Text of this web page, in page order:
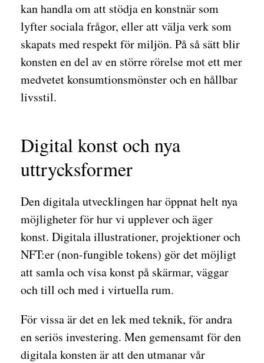
kan handla om att stödja en konstnär som
lyfter sociala frågor, eller att välja verk som
skapats med respekt för miljön. På så sätt blir
konsten en del av en större rörelse mot ett mer
medvetet konsumtionsmönster och en hållbar
livsstil.
Digital konst och nya
uttrycksformer
Den digitala utvecklingen har öppnat helt nya
möjligheter för hur vi upplever och äger
konst. Digitala illustrationer, projektioner och
NFT:er (non-fungible tokens) gör det möjligt
att samla och visa konst på skärmar, väggar
och till och med i virtuella rum.
För vissa är det en lek med teknik, för andra
en seriös investering. Men gemensamt för den
digitala konsten är att den utmanar vår